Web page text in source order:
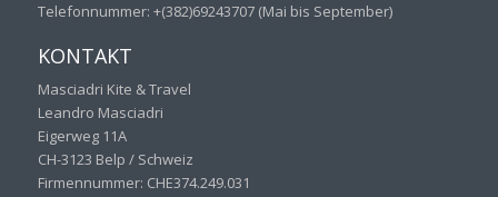
Telefonnummer: +(382)69243707 (Mai bis September)
KONTAKT
Masciadri Kite & Travel
Leandro Masciadri
Eigerweg 11A
CH-3123 Belp / Schweiz
Firmennummer: CHE374.249.031